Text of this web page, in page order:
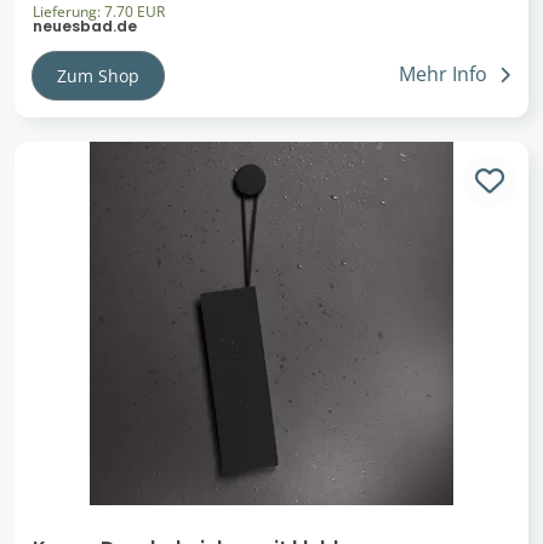
Lieferung: 7.70 EUR
neuesbad.de
Zum Shop Mehr Info